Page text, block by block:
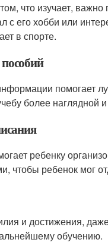
что изучает,
с его хобби или
в спорте.
помогает
более наглядной
ребенку
чтобы ребенок мог
и достижения,
обучению.